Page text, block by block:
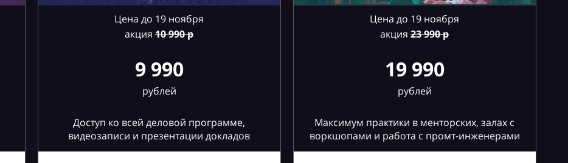
Цена до 19 ноября
акция 10990 р
9 990
рублей
Доступ ко всей деловой программе,
видеозаписи и презентации докладов
Цена до 19 ноября
акция 23990 р
19 990
рублей
Максимум практики в менторских, залах с
воркшопами и работа с промт-инженерами